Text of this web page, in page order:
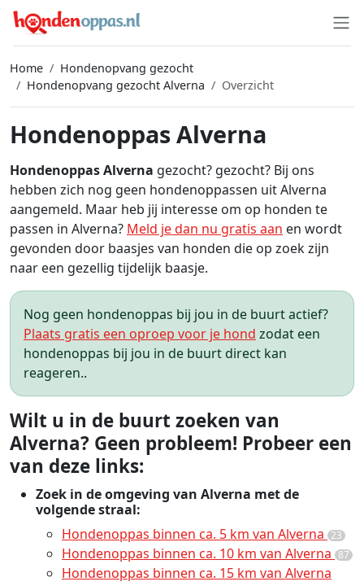
Home
Hondenopvang gezocht
Hondenopvang gezocht Alverna
Overzicht
Hondenoppas Alverna
Hondenoppas Alverna gezocht? gezocht? Bij ons
hebben zich nog geen hondenoppassen uit Alverna
aangemeld. Maar heb jij interesse om op honden te
passen in Alverna? Meld je dan nu gratis aan en wordt
gevonden door baasjes van honden die op zoek zijn
naar een gezellig tijdelijk baasje.
Nog geen hondenoppas bij jou in de buurt actief?
Plaats gratis een oproep voor je hond zodat een
hondenoppas bij jou in de buurt direct kan
reageren..
Wilt u in de buurt zoeken van
Alverna? Geen probleem! Probeer een
van deze links:
Zoek in de omgeving van Alverna met de
volgende straal:
Hondenoppas binnen ca. 5 km van Alverna 23
Hondenoppas binnen ca. 10 km van Alverna 87
Hondenoppas binnen ca. 15 km van Alverna